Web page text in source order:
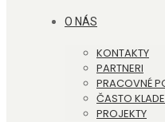
O NÁS
KONTAKTY
PARTNERI
PRACOVNÉ
ČASTO
PROJEKTY